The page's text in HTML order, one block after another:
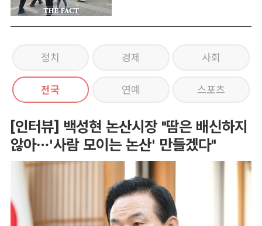
정치 경제 사회
전국 연예 스포츠
[인터뷰] 백성현 논산시장 "땀은 배신하지
않아…'사람 모이는 논산' 만들겠다"